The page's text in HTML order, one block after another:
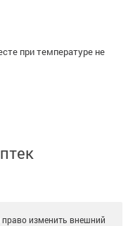
при температуре не
право изменить внешний